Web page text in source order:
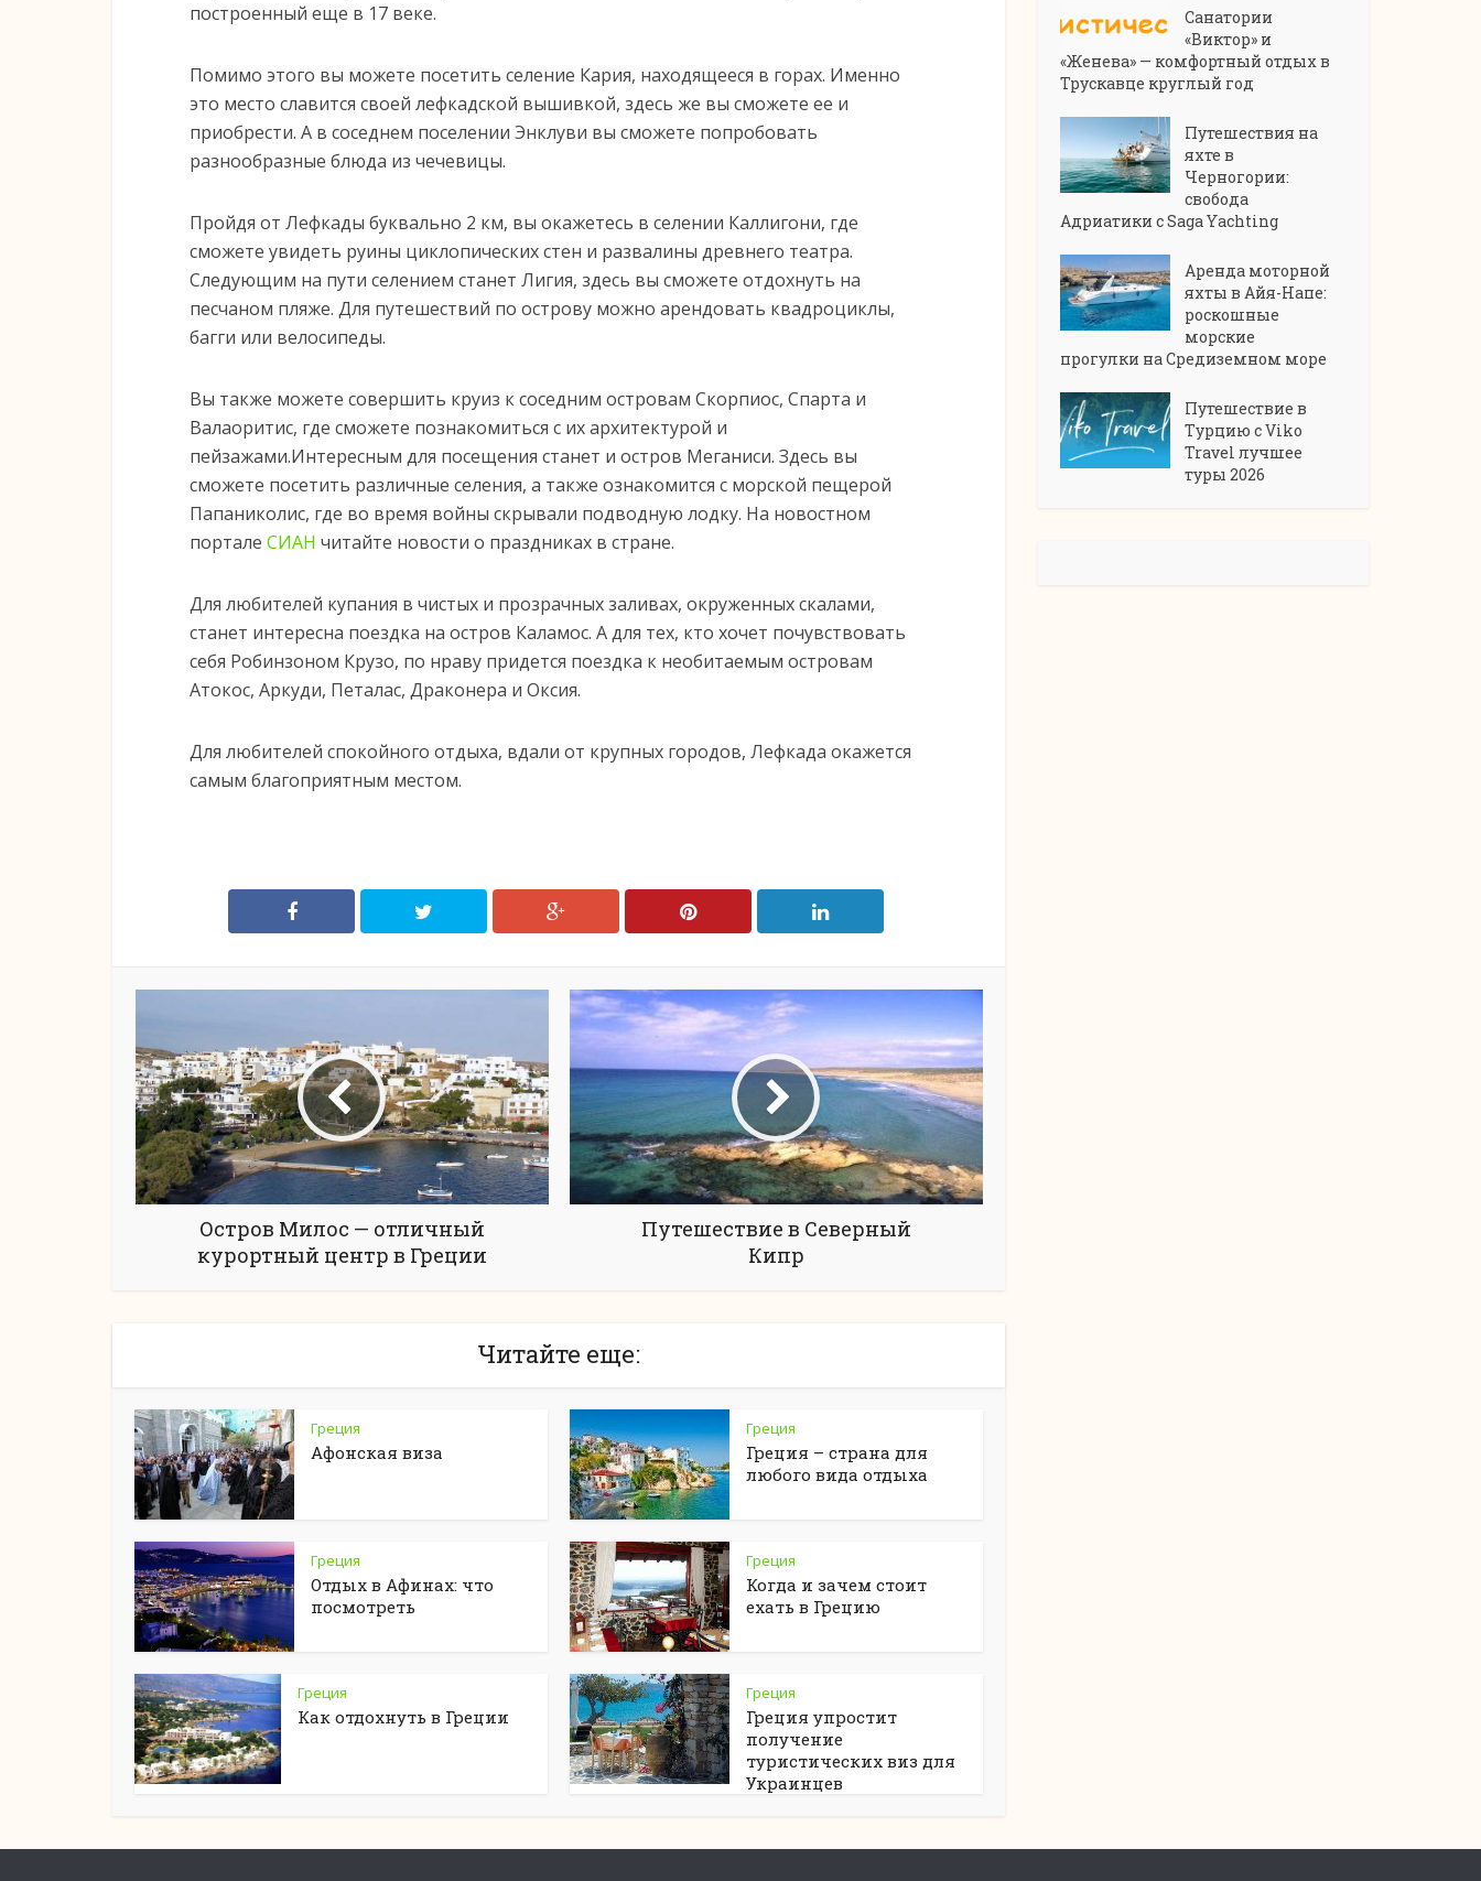
построенный еще в 17 веке.
Помимо этого вы можете посетить селение Кария, находящееся в горах. Именно
это место славится своей лефкадской вышивкой, здесь же вы сможете ее и
приобрести. А в соседнем поселении Энклуви вы сможете попробовать
разнообразные блюда из чечевицы.
Пройдя от Лефкады буквально 2 км, вы окажетесь в селении Каллигони, где
сможете увидеть руины циклопических стен и развалины древнего театра.
Следующим на пути селением станет Лигия, здесь вы сможете отдохнуть на
песчаном пляже. Для путешествий по острову можно арендовать квадроциклы,
багги или велосипеды.
Вы также можете совершить круиз к соседним островам Скорпиос, Спарта и
Валаоритис, где сможете познакомиться с их архитектурой и
пейзажами.Интересным для посещения станет и остров Меганиси. Здесь вы
сможете посетить различные селения, а также ознакомится с морской пещерой
Папаниколис, где во время войны скрывали подводную лодку. На новостном
портале СИАН читайте новости о праздниках в стране.
Для любителей купания в чистых и прозрачных заливах, окруженных скалами,
станет интересна поездка на остров Каламос. А для тех, кто хочет почувствовать
себя Робинзоном Крузо, по нраву придется поездка к необитаемым островам
Атокос, Аркуди, Петалас, Драконера и Оксия.
Для любителей спокойного отдыха, вдали от крупных городов, Лефкада окажется
самым благоприятным местом.
Остров Милос — отличный
курортный центр в Греции
Путешествие в Северный
Кипр
Читайте еще:
Греция
Афонская виза
Греция
Греция – страна для
любого вида отдыха
Греция
Отдых в Афинах: что
посмотреть
Греция
Когда и зачем стоит
ехать в Грецию
Греция
Как отдохнуть в Греции
Греция
Греция упростит
получение
туристических виз для
Украинцев
Санатории
«Виктор» и
«Женева» — комфортный отдых в
Трускавце круглый год
Путешествия на
яхте в
Черногории:
свобода
Адриатики с Saga Yachting
Аренда моторной
яхты в Айя-Напе:
роскошные
морские
прогулки на Средиземном море
Путешествие в
Турцию с Viko
Travel лучшее
туры 2026